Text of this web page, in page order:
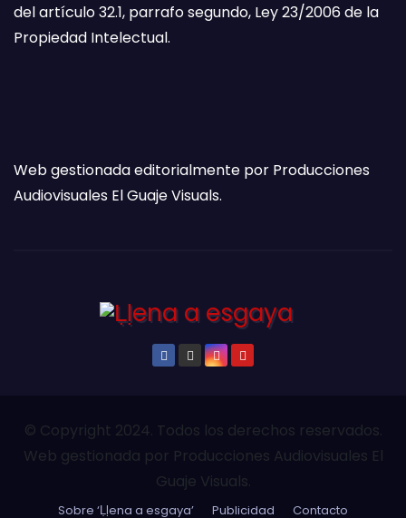
del artículo 32.1, parrafo segundo, Ley 23/2006 de la
Propiedad Intelectual.
Web gestionada editorialmente por Producciones
Audiovisuales El Guaje Visuals.
© Copyright 2024. Todos los derechos reservados.
Web gestionada por Producciones Audiovisuales El
Guaje Visuals.
Sobre ‘Ḷḷena a esgaya’ Publicidad Contacto